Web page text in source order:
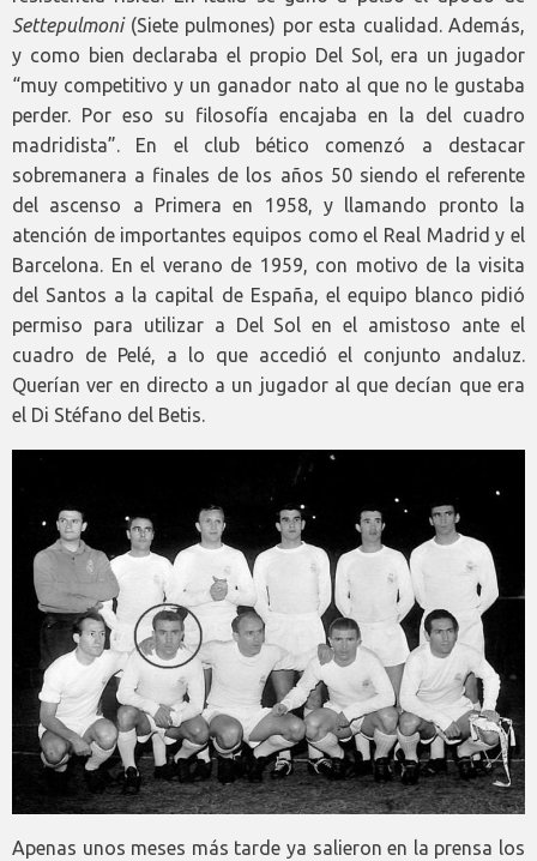
Settepulmoni(Siete pulmones) por esta cualidad. Además,
y como bien declaraba el propio Del Sol, era un jugador
“muy competitivo y un ganador nato al que no le gustaba
perder. Por eso su filosofía encajaba en la del cuadro
madridista”. En el club bético comenzó a destacar
sobremanera a finales de los años 50 siendo el referente
del ascenso a Primera en 1958, y llamando pronto la
atención de importantes equipos como el Real Madrid y el
Barcelona. En el verano de 1959, con motivo de la visita
del Santos a la capital de España, el equipo blanco pidió
permiso para utilizar a Del Sol en el amistoso ante el
cuadro de Pelé, a lo que accedió el conjunto andaluz.
Querían ver en directo a un jugador al que decían que era
el Di Stéfano del Betis.
Apenas unos meses más tarde ya salieron en la prensa los